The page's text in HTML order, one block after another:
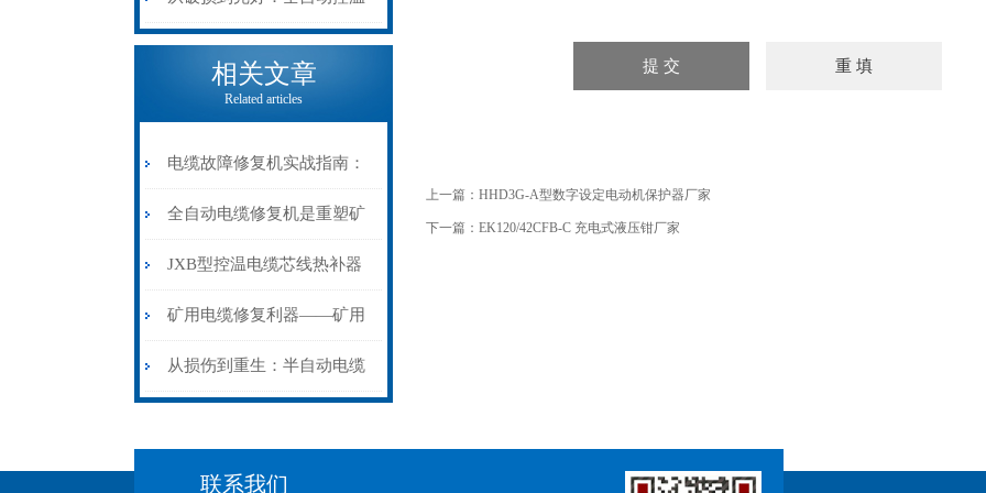
电缆热补机的核心价值
相关文章
Related articles
电缆故障修复机实战指南：
从“盲测”到“精确定点”的三
步作业法
全自动电缆修复机是重塑矿
山电力动脉的“智能外科医
生”
JXB型控温电缆芯线热补器
安装与接线：精准修复的工
艺基石
矿用电缆修复利器——矿用
电缆热补机智能控温，安全
从损伤到重生：半自动电缆
上一篇： HHD3G-A型数字设定电动机保护器厂家
下一篇： EK120/42CFB-C 充电式液压钳厂家
联系我们